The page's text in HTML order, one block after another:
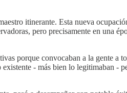
itinerante. Esta nueva
pero precisamente en una
porque convocaban a la gente a
- más bien lo legitimaban -